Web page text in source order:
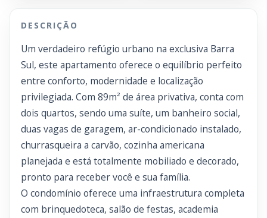
DESCRIÇÃO
Um verdadeiro refúgio urbano na exclusiva Barra
Sul, este apartamento oferece o equilíbrio perfeito
entre conforto, modernidade e localização
privilegiada. Com 89m² de área privativa, conta com
dois quartos, sendo uma suíte, um banheiro social,
duas vagas de garagem, ar-condicionado instalado,
churrasqueira a carvão, cozinha americana
planejada e está totalmente mobiliado e decorado,
pronto para receber você e sua família.
O condomínio oferece uma infraestrutura completa
com brinquedoteca, salão de festas, academia